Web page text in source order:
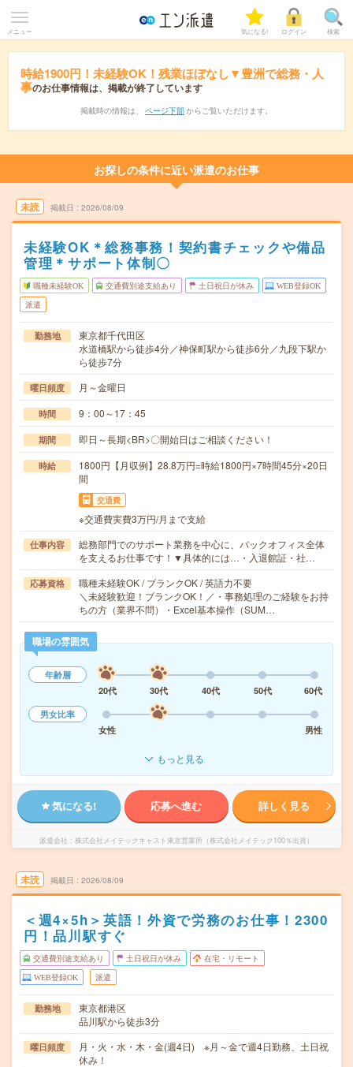
メニュー 気になる! ログイン 検索
時給1900円！未経験OK！残業ほぼなし▼豊洲で総務・人
事のお仕事情報は、掲載が終了しています
掲載時の情報は、 ページ下部 からご覧いただけます。
お探しの条件に近い派遣のお仕事
未読 掲載日 2026/08/09
未経験OK＊総務事務！契約書チェックや備品
管理＊サポート体制〇
職種未経験OK 交通費別途支給あり 土日祝日が休み WEB登録OK
派遣
勤務地
東京都千代田区
水道橋駅から徒歩4分／神保町駅から徒歩6分／九段下駅か
ら徒歩7分
曜日頻度 月～金曜日
時間 9：00～17：45
期間 即日～長期<BR>〇開始日はご相談ください！
時給
1800円【月収例】28.8万円=時給1800円×7時間45分×20日
間
交通費
※交通費実費3万円/月まで支給
仕事内容
総務部門でのサポート業務を中心に、バックオフィス全体
を支えるお仕事です！▼具体的には…・入退館証・社…
応募資格
職種未経験OK / ブランクOK / 英語力不要
＼未経験歓迎！ブランクOK！／・事務処理のご経験をお持
ちの方（業界不問）・Excel基本操作（SUM…
職場の雰囲気
年齢層
20代
30代 40代 50代
60代
男女比率
女性
男性
もっと見る
気になる! 応募へ進む 詳しく見る
派遣会社 株式会社メイテックキャスト東京営業所（株式会社メイテック100％出資）
未読 掲載日 2026/08/09
＜週4×5h＞英語！外資で労務のお仕事！2300
円！品川駅すぐ
交通費別途支給あり 土日祝日が休み 在宅・リモート
WEB登録OK 派遣
勤務地
東京都港区
品川駅から徒歩3分
曜日頻度
月・火・水・木・金(週4日) ※月～金で週4日勤務、土日祝
休み！